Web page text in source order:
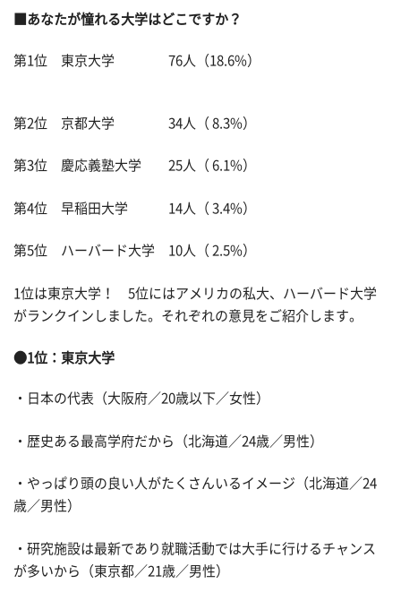
■あなたが憧れる大学はどこですか？
第1位 東京大学 76人（18.6%）
第2位 京都大学 34人（ 8.3%）
第3位 慶応義塾大学 25人（ 6.1%）
第4位 早稲田大学 14人（ 3.4%）
第5位 ハーバード大学 10人（ 2.5%）
1位は東京大学！ 5位にはアメリカの私大、ハーバード大学
がランクインしました。それぞれの意見をご紹介します。
●1位：東京大学
・日本の代表（大阪府／20歳以下／女性）
・歴史ある最高学府だから（北海道／24歳／男性）
・やっぱり頭の良い人がたくさんいるイメージ（北海道／24
歳／男性）
・研究施設は最新であり就職活動では大手に行けるチャンス
が多いから（東京都／21歳／男性）